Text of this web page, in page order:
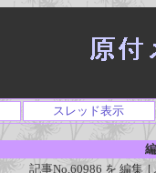
スレッド表示
記事No.60986 を 編集